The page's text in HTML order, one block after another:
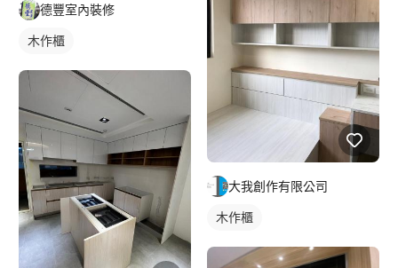
德豐室內裝修
木作櫃
大我創作有限公司
木作櫃